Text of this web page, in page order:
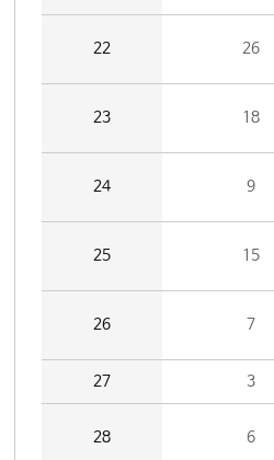
22 26
23 18
24 9
25 15
26 7
27 3
28 6